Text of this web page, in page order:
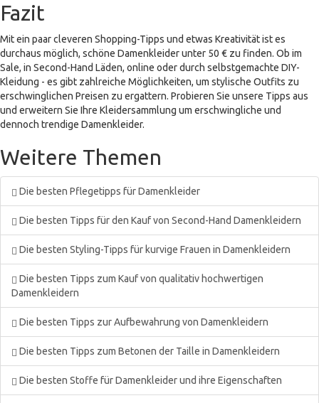
Fazit
Mit ein paar cleveren Shopping-Tipps und etwas Kreativität ist es
durchaus möglich, schöne Damenkleider unter 50 € zu finden. Ob im
Sale, in Second-Hand Läden, online oder durch selbstgemachte DIY-
Kleidung - es gibt zahlreiche Möglichkeiten, um stylische Outfits zu
erschwinglichen Preisen zu ergattern. Probieren Sie unsere Tipps aus
und erweitern Sie Ihre Kleidersammlung um erschwingliche und
dennoch trendige Damenkleider.
Weitere Themen
Die besten Pflegetipps für Damenkleider
Die besten Tipps für den Kauf von Second-Hand Damenkleidern
Die besten Styling-Tipps für kurvige Frauen in Damenkleidern
Die besten Tipps zum Kauf von qualitativ hochwertigen
Damenkleidern
Die besten Tipps zur Aufbewahrung von Damenkleidern
Die besten Tipps zum Betonen der Taille in Damenkleidern
Die besten Stoffe für Damenkleider und ihre Eigenschaften